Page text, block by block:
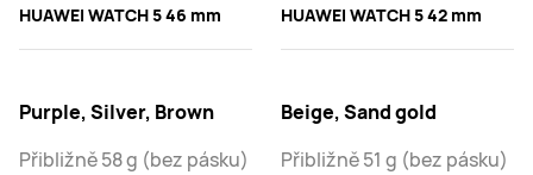
HUAWEI WATCH 5 46 mm
Purple, Silver, Brown
Přibližně 58 g (bez pásku)
HUAWEI WATCH 5 42 mm
Beige, Sand gold
Přibližně 51 g (bez pásku)